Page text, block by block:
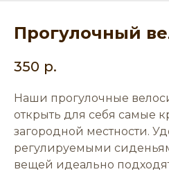
Прогулочный
350 р.
Наши прогулочные
открыть для себя самые
загородной местности.
регулируемыми
вещей идеально